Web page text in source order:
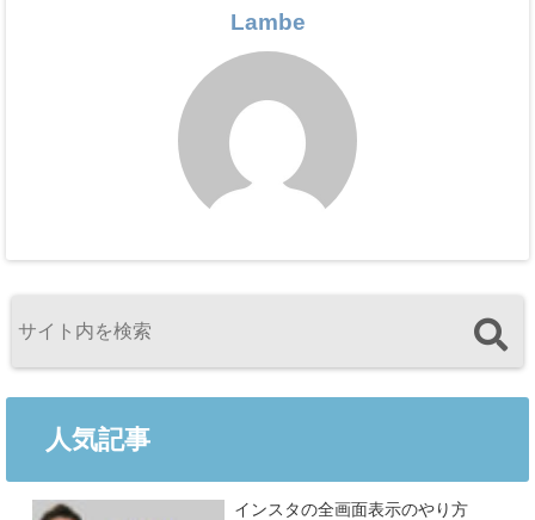
Lambe
人気記事
インスタの全画面表示のやり方